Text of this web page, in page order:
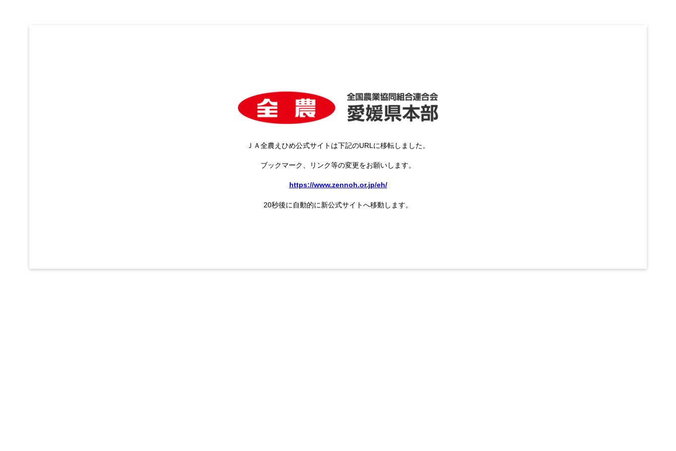
ＪＡ全農えひめ公式サイトは下記のURLに移転しました。
ブックマーク、リンク等の変更をお願いします。
https://www.zennoh.or.jp/eh/
20秒後に自動的に新公式サイトへ移動します。